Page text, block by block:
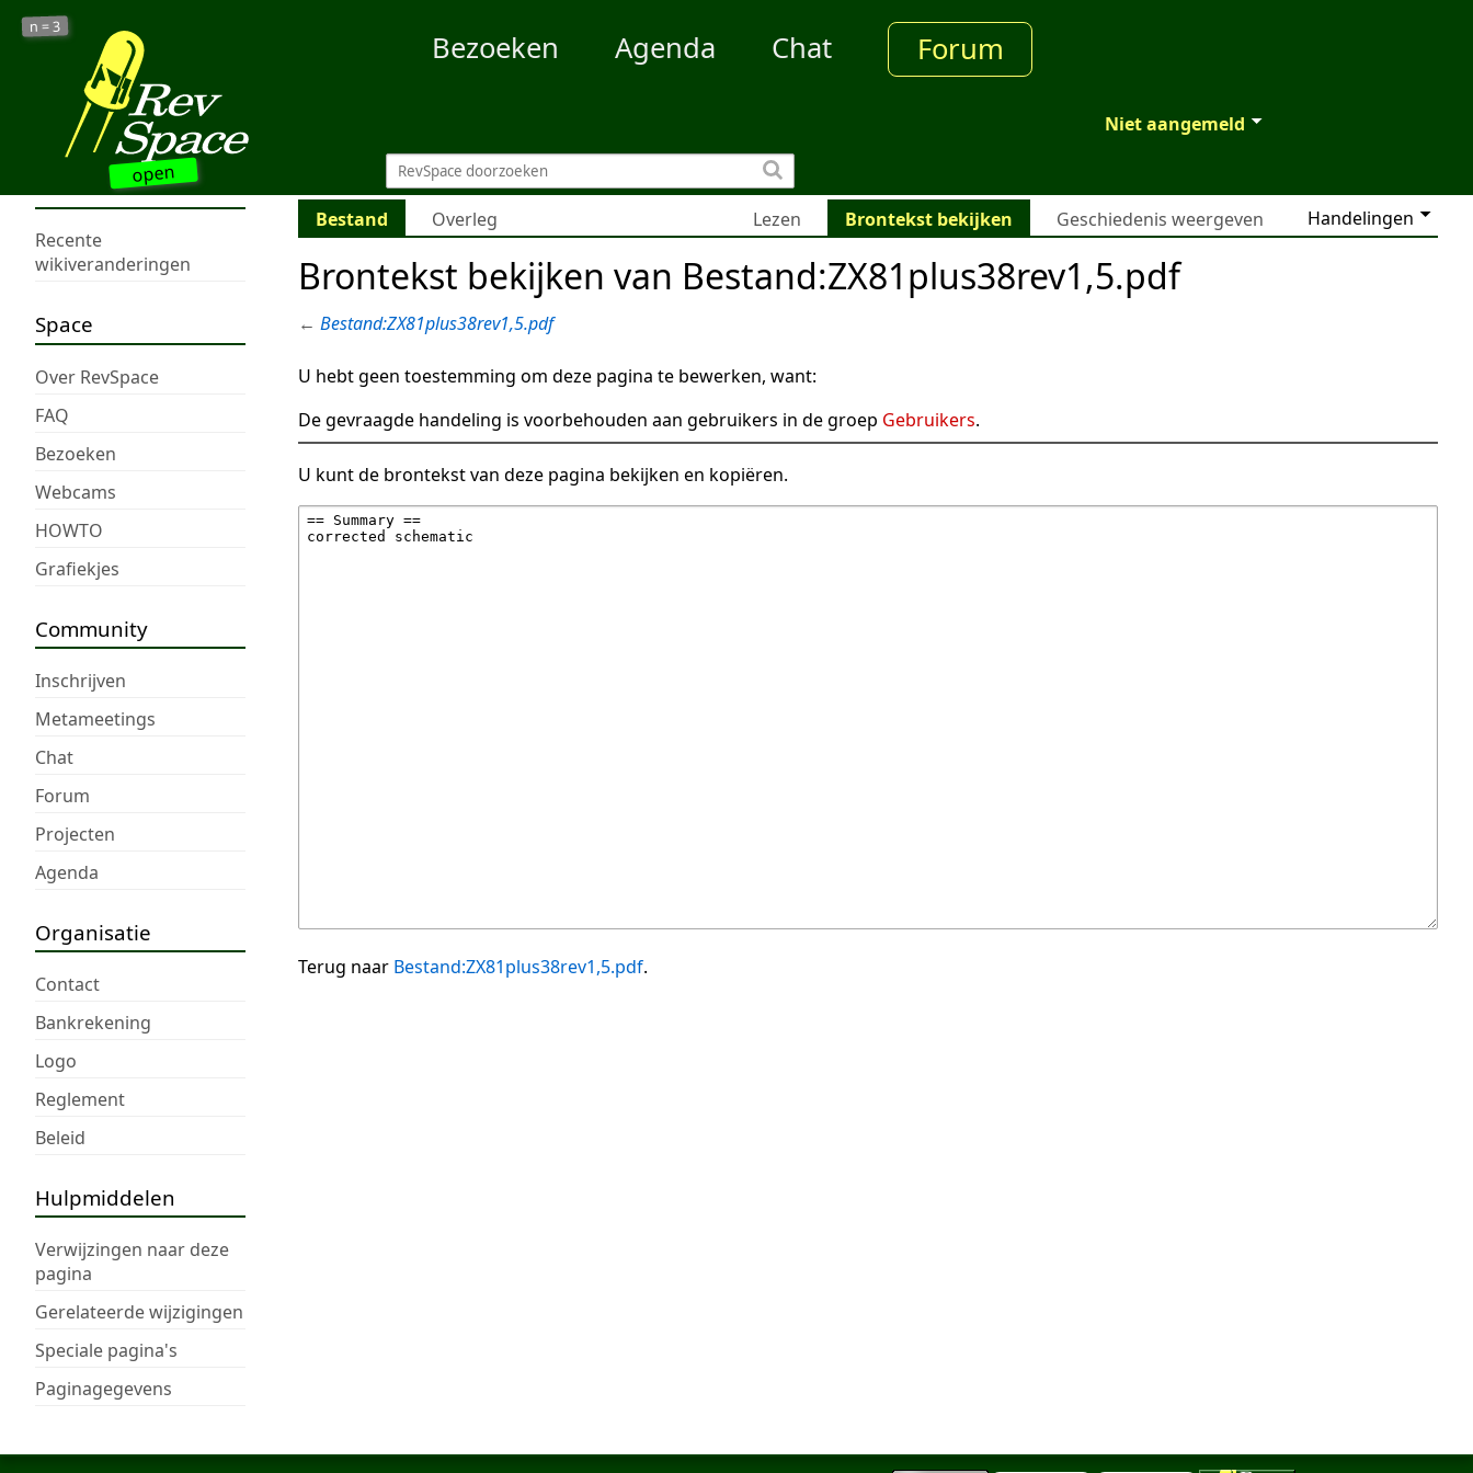
open
n =3
Bezoeken Agenda Chat Forum
Niet aangemeld
Recente
wikiveranderingen
Space
Over RevSpace
FAQ
Bezoeken
Webcams
HOWTO
Grafiekjes
Community
Inschrijven
Metameetings
Chat
Forum
Projecten
Agenda
Organisatie
Contact
Bankrekening
Logo
Reglement
Beleid
Hulpmiddelen
Verwijzingen naar deze
pagina
Gerelateerde wijzigingen
Speciale pagina's
Paginagegevens
Bestand Overleg Handelingen
Lezen Brontekst bekijken Geschiedenis weergeven
Brontekst bekijken van Bestand:ZX81plus38rev1,5.pdf
← Bestand:ZX81plus38rev1,5.pdf
U hebt geen toestemming om deze pagina te bewerken, want:
De gevraagde handeling is voorbehouden aan gebruikers in de groep Gebruikers.
U kunt de brontekst van deze pagina bekijken en kopiëren.
Terug naar Bestand:ZX81plus38rev1,5.pdf.